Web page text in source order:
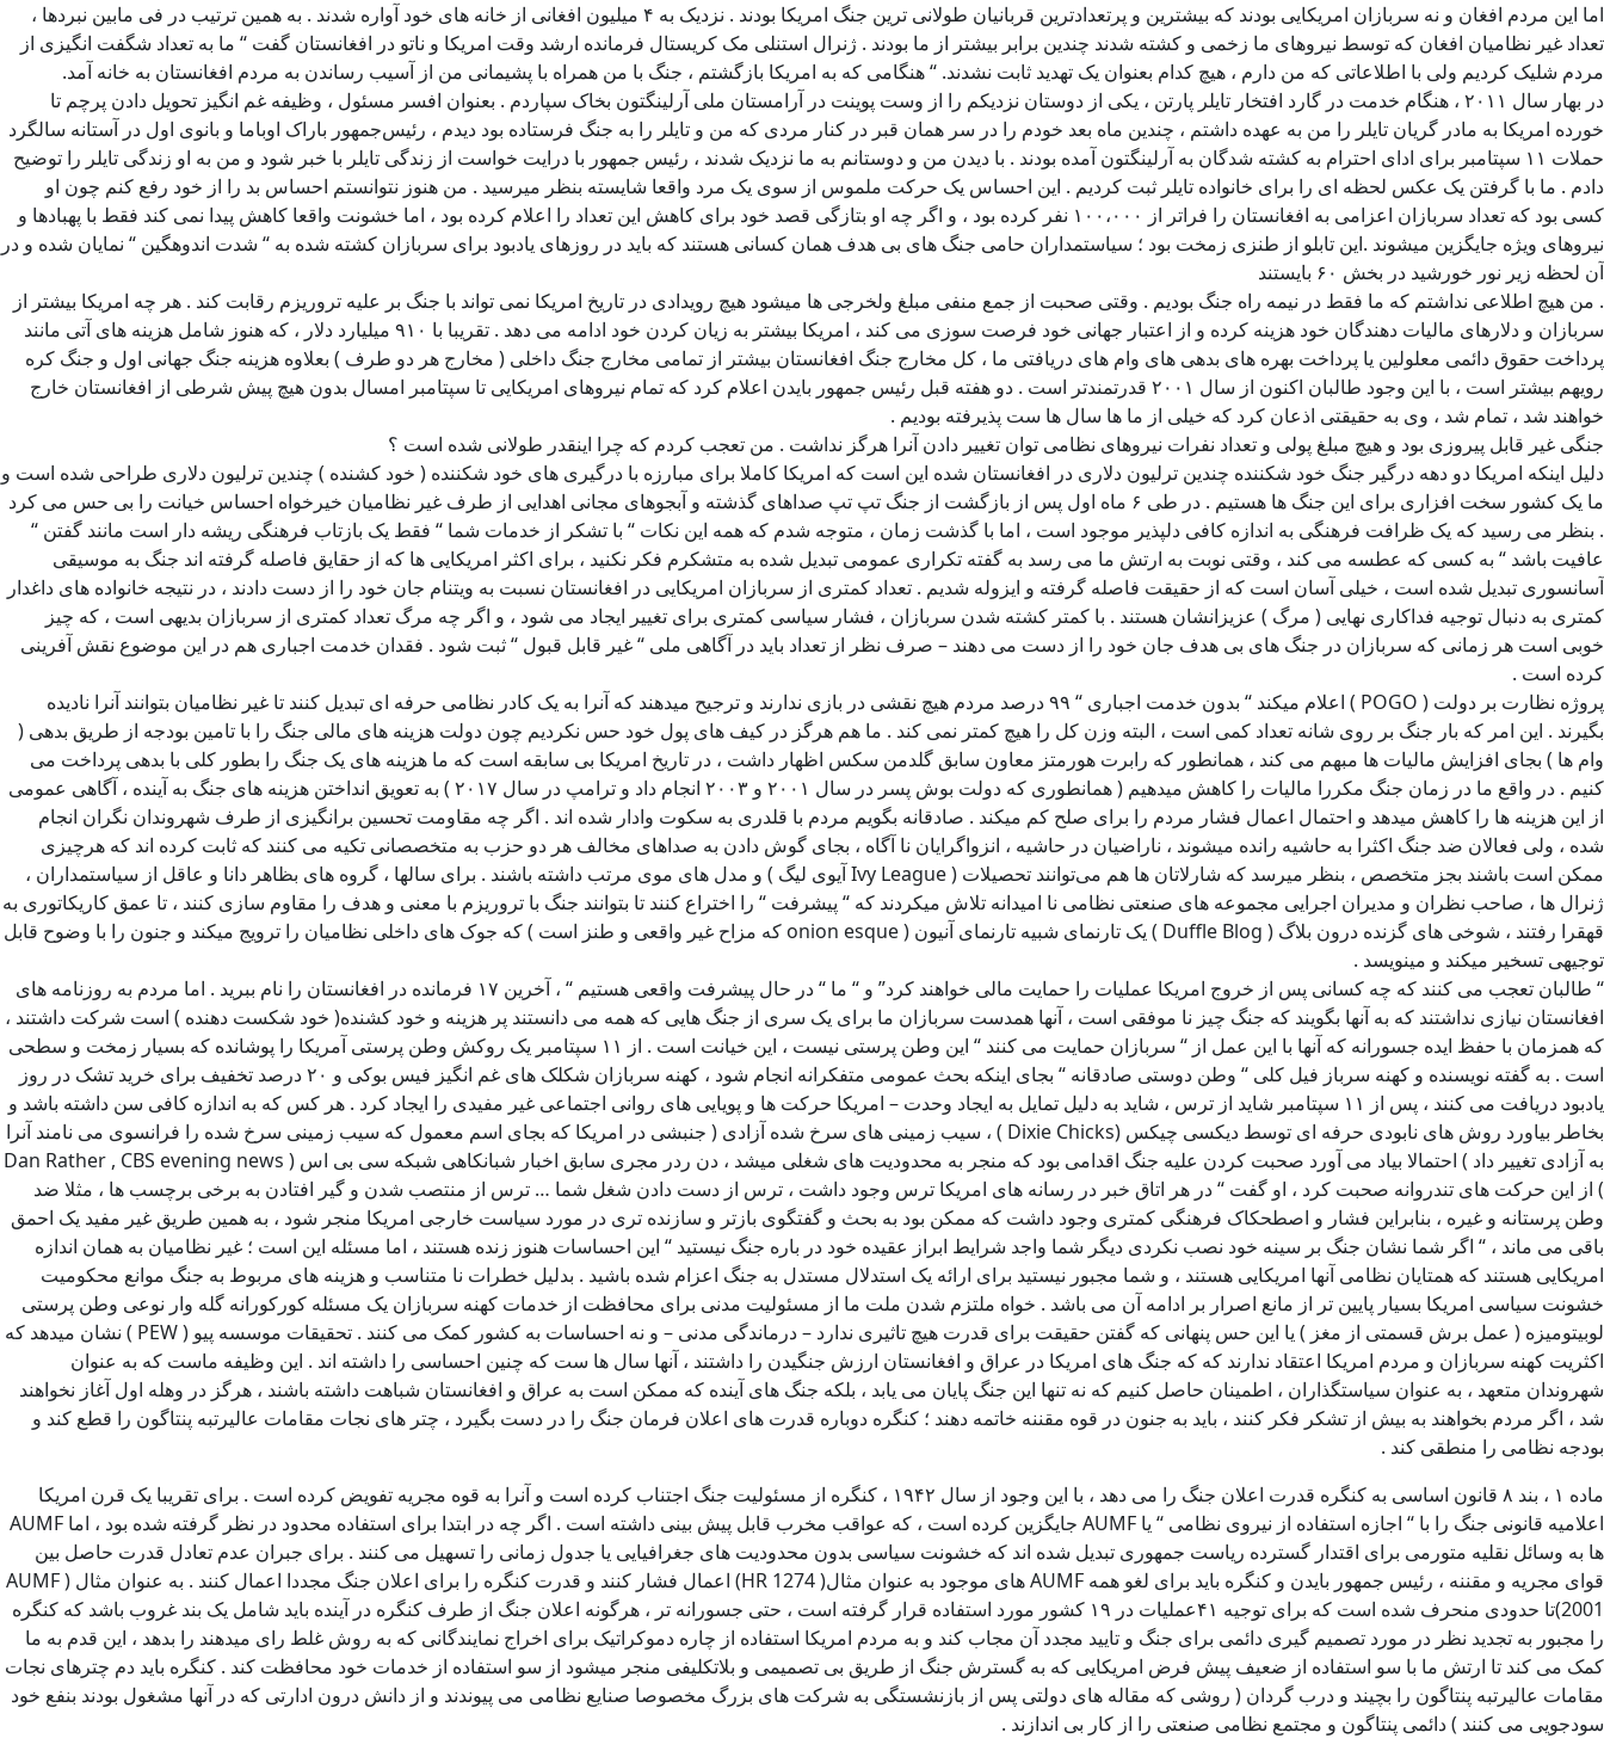
اما این مردم افغان و نه سربازان امریکایی بودند که بیشترین و پرتعدادترین قربانیان طولانی ترین جنگ امریکا بودند . نزدیک به ۴ میلیون افغانی از خانه های خود آواره شدند . به همین ترتیب در فی مابین نبردها ،
تعداد غیر نظامیان افغان که توسط نیروهای ما زخمی و کشته شدند چندین برابر بیشتر از ما بودند . ژنرال استنلی مک کریستال فرمانده ارشد وقت امریکا و ناتو در افغانستان گفت “ ما به تعداد شگفت انگیزی از
مردم شلیک کردیم ولی با اطلاعاتی که من دارم ، هیچ کدام بعنوان یک تهدید ثابت نشدند. “ هنگامی که به امریکا بازگشتم ، جنگ با من همراه با پشیمانی من از آسیب رساندن به مردم افغانستان به خانه آمد.
در بهار سال ۲۰۱۱ ، هنگام خدمت در گارد افتخار تایلر پارتن ، یکی از دوستان نزدیکم را از وست پوینت در آرامستان ملی آرلینگتون بخاک سپاردم . بعنوان افسر مسئول ، وظیفه غم انگیز تحویل دادن پرچم تا
خورده امریکا به مادر گریان تایلر را من به عهده داشتم ، چندین ماه بعد خودم را در سر همان قبر در کنار مردی که من و تایلر را به جنگ فرستاده بود دیدم ، رئیس‌جمهور باراک اوباما و بانوی اول در آستانه سالگرد
حملات ۱۱ سپتامبر برای ادای احترام به کشته شدگان به آرلینگتون آمده بودند . با دیدن من و دوستانم به ما نزدیک شدند ، رئیس جمهور با درایت خواست از زندگی تایلر با خبر شود و من به او زندگی تایلر را توضیح
دادم . ما با گرفتن یک عکس لحظه ای را برای خانواده تایلر ثبت کردیم . این احساس یک حرکت ملموس از سوی یک مرد واقعا شایسته بنظر میرسید . من هنوز نتوانستم احساس بد را از خود رفع کنم چون او
کسی بود که تعداد سربازان اعزامی به افغانستان را فراتر از ۱۰۰،۰۰۰ نفر کرده بود ، و اگر چه او بتازگی قصد خود برای کاهش این تعداد را اعلام کرده بود ، اما خشونت واقعا کاهش پیدا نمی کند فقط با پهبادها و
نیروهای ویژه جایگزین میشوند .این تابلو از طنزی زمخت بود ؛ سیاستمداران حامی جنگ های بی هدف همان کسانی هستند که باید در روزهای یادبود برای سربازان کشته شده به “ شدت اندوهگین “ نمایان شده و در
آن لحظه زیر نور خورشید در بخش ۶۰ بایستند
. من هیچ اطلاعی نداشتم که ما فقط در نیمه راه جنگ بودیم . وقتی صحبت از جمع منفی مبلغ ولخرجی ها میشود هیچ رویدادی در تاریخ امریکا نمی تواند با جنگ بر علیه تروریزم رقابت کند . هر چه امریکا بیشتر از
سربازان و دلارهای مالیات دهندگان خود هزینه کرده و از اعتبار جهانی خود فرصت سوزی می کند ، امریکا بیشتر به زیان کردن خود ادامه می دهد . تقریبا با ۹۱۰ میلیارد دلار ، که هنوز شامل هزینه های آتی مانند
پرداخت حقوق دائمی معلولین یا پرداخت بهره های بدهی های وام های دریافتی ما ، کل مخارج جنگ افغانستان بیشتر از تمامی مخارج جنگ داخلی ( مخارج هر دو طرف ) بعلاوه هزینه جنگ جهانی اول و جنگ کره
رویهم بیشتر است ، با این وجود طالبان اکنون از سال ۲۰۰۱ قدرتمندتر است . دو هفته قبل رئیس جمهور بایدن اعلام کرد که تمام نیروهای امریکایی تا سپتامبر امسال بدون هیچ پیش شرطی از افغانستان خارج
خواهند شد ، تمام شد ، وی به حقیقتی اذعان کرد که خیلی از ما ها سال ها ست پذیرفته بودیم .
جنگی غیر قابل پیروزی بود و هیچ مبلغ پولی و تعداد نفرات نیروهای نظامی توان تغییر دادن آنرا هرگز نداشت . من تعجب کردم که چرا اینقدر طولانی شده است ؟
دلیل اینکه امریکا دو دهه درگیر جنگ خود شکننده چندین ترلیون دلاری در افغانستان شده این است که امریکا کاملا برای مبارزه با درگیری های خود شکننده ( خود کشنده ) چندین ترلیون دلاری طراحی شده است و
ما یک کشور سخت افزاری برای این جنگ ها هستیم . در طی ۶ ماه اول پس از بازگشت از جنگ تپ تپ صداهای گذشته و آبجوهای مجانی اهدایی از طرف غیر نظامیان خیرخواه احساس خیانت را بی حس می کرد
. بنظر می رسید که یک ظرافت فرهنگی به اندازه کافی دلپذیر موجود است ، اما با گذشت زمان ، متوجه شدم که همه این نکات “ با تشکر از خدمات شما “ فقط یک بازتاب فرهنگی ریشه دار است مانند گفتن “
عافیت باشد “ به کسی که عطسه می کند ، وقتی نوبت به ارتش ما می رسد به گفته تکراری عمومی تبدیل شده به متشکرم فکر نکنید ، برای اکثر امریکایی ها که از حقایق فاصله گرفته اند جنگ به موسیقی
آسانسوری تبدیل شده است ، خیلی آسان است که از حقیقت فاصله گرفته و ایزوله شدیم . تعداد کمتری از سربازان امریکایی در افغانستان نسبت به ویتنام جان خود را از دست دادند ، در نتیجه خانواده های داغدار
کمتری به دنبال توجیه فداکاری نهایی ( مرگ ) عزیزانشان هستند . با کمتر کشته شدن سربازان ، فشار سیاسی کمتری برای تغییر ایجاد می شود ، و اگر چه مرگ تعداد کمتری از سربازان بدیهی است ، که چیز
خوبی است هر زمانی که سربازان در جنگ های بی هدف جان خود را از دست می دهند – صرف نظر از تعداد باید در آگاهی ملی “ غیر قابل قبول “ ثبت شود . فقدان خدمت اجباری هم در این موضوع نقش آفرینی
کرده است .
پروژه نظارت بر دولت ( POGO ) اعلام میکند “ بدون خدمت اجباری “ ۹۹ درصد مردم هیچ نقشی در بازی ندارند و ترجیح میدهند که آنرا به یک کادر نظامی حرفه ای تبدیل کنند تا غیر نظامیان بتوانند آنرا نادیده
بگیرند . این امر که بار جنگ بر روی شانه تعداد کمی است ، البته وزن کل را هیچ کمتر نمی کند . ما هم هرگز در کیف های پول خود حس نکردیم چون دولت هزینه های مالی جنگ را با تامین بودجه از طریق بدهی (
وام ها ) بجای افزایش مالیات ها مبهم می کند ، همانطور که رابرت هورمتز معاون سابق گلدمن سکس اظهار داشت ، در تاریخ امریکا بی سابقه است که ما هزینه های یک جنگ را بطور کلی با بدهی پرداخت می
کنیم . در واقع ما در زمان جنگ مکررا مالیات را کاهش میدهیم ( همانطوری که دولت بوش پسر در سال ۲۰۰۱ و ۲۰۰۳ انجام داد و ترامپ در سال ۲۰۱۷ ) به تعویق انداختن هزینه های جنگ به آینده ، آگاهی عمومی
از این هزینه ها را کاهش میدهد و احتمال اعمال فشار مردم را برای صلح کم میکند . صادقانه بگویم مردم با قلدری به سکوت وادار شده اند . اگر چه مقاومت تحسین برانگیزی از طرف شهروندان نگران انجام
شده ، ولی فعالان ضد جنگ اکثرا به حاشیه رانده میشوند ، ناراضیان در حاشیه ، انزواگرایان نا آگاه ، بجای گوش دادن به صداهای مخالف هر دو حزب به متخصصانی تکیه می کنند که ثابت کرده اند که هرچیزی
ممکن است باشند بجز متخصص ، بنظر میرسد که شارلاتان ها هم می‌توانند تحصیلات ( Ivy League آیوی لیگ ) و مدل های موی مرتب داشته باشند . برای سالها ، گروه های بظاهر دانا و عاقل از سیاستمداران ،
ژنرال ها ، صاحب نظران و مدیران اجرایی مجموعه های صنعتی نظامی نا امیدانه تلاش میکردند که “ پیشرفت “ را اختراع کنند تا بتوانند جنگ با تروریزم با معنی و هدف را مقاوم سازی کنند ، تا عمق کاریکاتوری به
قهقرا رفتند ، شوخی های گزنده درون بلاگ ( Duffle Blog ) یک تارنمای شبیه تارنمای آنیون ( onion esque که مزاح غیر واقعی و طنز است ) که جوک های داخلی نظامیان را ترویج میکند و جنون را با وضوح قابل
توجیهی تسخیر میکند و مینویسد .
“ طالبان تعجب می کنند که چه کسانی پس از خروج امریکا عملیات را حمایت مالی خواهند کرد” و “ ما “ در حال پیشرفت واقعی هستیم “ ، آخرین ۱۷ فرمانده در افغانستان را نام ببرید . اما مردم به روزنامه های
افغانستان نیازی نداشتند که به آنها بگویند که جنگ چیز نا موفقی است ، آنها همدست سربازان ما برای یک سری از جنگ هایی که همه می دانستند پر هزینه و خود کشنده( خود شکست دهنده ) است شرکت داشتند ،
که همزمان با حفظ ایده جسورانه که آنها با این عمل از “ سربازان حمایت می کنند “ این وطن پرستی نیست ، این خیانت است . از ۱۱ سپتامبر یک روکش وطن پرستی آمریکا را پوشانده که بسیار زمخت و سطحی
است . به گفته نویسنده و کهنه سرباز فیل کلی “ وطن دوستی صادقانه “ بجای اینکه بحث عمومی متفکرانه انجام شود ، کهنه سربازان شکلک های غم انگیز فیس بوکی و ۲۰ درصد تخفیف برای خرید تشک در روز
یادبود دریافت می کنند ، پس از ۱۱ سپتامبر شاید از ترس ، شاید به دلیل تمایل به ایجاد وحدت – امریکا حرکت ها و پویایی های روانی اجتماعی غیر مفیدی را ایجاد کرد . هر کس که به اندازه کافی سن داشته باشد و
بخاطر بیاورد روش های نابودی حرفه ای توسط دیکسی چیکس (Dixie Chicks ) ، سیب زمینی های سرخ شده آزادی ( جنبشی در امریکا که بجای اسم معمول که سیب زمینی سرخ شده را فرانسوی می نامند آنرا
به آزادی تغییر داد ) احتمالا بیاد می آورد صحبت کردن علیه جنگ اقدامی بود که منجر به محدودیت های شغلی میشد ، دن ردر مجری سابق اخبار شبانکاهی شبکه سی بی اس ( Dan Rather , CBS evening news
) از این حرکت های تندروانه صحبت کرد ، او گفت “ در هر اتاق خبر در رسانه های امریکا ترس وجود داشت ، ترس از دست دادن شغل شما … ترس از منتصب شدن و گیر افتادن به برخی برچسب ها ، مثلا ضد
وطن پرستانه و غیره ، بنابراین فشار و اصطحکاک فرهنگی کمتری وجود داشت که ممکن بود به بحث و گفتگوی بازتر و سازنده تری در مورد سیاست خارجی امریکا منجر شود ، به همین طریق غیر مفید یک احمق
باقی می ماند ، “ اگر شما نشان جنگ بر سینه خود نصب نکردی دیگر شما واجد شرایط ابراز عقیده خود در باره جنگ نیستید “ این احساسات هنوز زنده هستند ، اما مسئله این است ؛ غیر نظامیان به همان اندازه
امریکایی هستند که همتایان نظامی آنها امریکایی هستند ، و شما مجبور نیستید برای ارائه یک استدلال مستدل به جنگ اعزام شده باشید . بدلیل خطرات نا متناسب و هزینه های مربوط به جنگ موانع محکومیت
خشونت سیاسی امریکا بسیار پایین تر از مانع اصرار بر ادامه آن می باشد . خواه ملتزم شدن ملت ما از مسئولیت مدنی برای محافظت از خدمات کهنه سربازان یک مسئله کورکورانه گله وار نوعی وطن پرستی
لوبیتومیزه ( عمل برش قسمتی از مغز ) یا این حس پنهانی که گفتن حقیقت برای قدرت هیچ تاثیری ندارد – درماندگی مدنی – و نه احساسات به کشور کمک می کنند . تحقیقات موسسه پیو ( PEW ) نشان میدهد که
اکثریت کهنه سربازان و مردم امریکا اعتقاد ندارند که که جنگ های امریکا در عراق و افغانستان ارزش جنگیدن را داشتند ، آنها سال ها ست که چنین احساسی را داشته اند . این وظیفه ماست که به عنوان
شهروندان متعهد ، به عنوان سیاستگذاران ، اطمینان حاصل کنیم که نه تنها این جنگ پایان می یابد ، بلکه جنگ های آینده که ممکن است به عراق و افغانستان شباهت داشته باشند ، هرگز در وهله اول آغاز نخواهند
شد ، اگر مردم بخواهند به بیش از تشکر فکر کنند ، باید به جنون در قوه مقننه خاتمه دهند ؛ کنگره دوباره قدرت های اعلان فرمان جنگ را در دست بگیرد ، چتر های نجات مقامات عالیرتبه پنتاگون را قطع کند و
بودجه نظامی را منطقی کند .
ماده ۱ ، بند ۸ قانون اساسی به کنگره قدرت اعلان جنگ را می دهد ، با این وجود از سال ۱۹۴۲ ، کنگره از مسئولیت جنگ اجتناب کرده است و آنرا به قوه مجریه تفویض کرده است . برای تقریبا یک قرن امریکا
اعلامیه قانونی جنگ را با “ اجازه استفاده از نیروی نظامی “ یا AUMF جایگزین کرده است ، که عواقب مخرب قابل پیش بینی داشته است . اگر چه در ابتدا برای استفاده محدود در نظر گرفته شده بود ، اما AUMF
ها به وسائل نقلیه متورمی برای اقتدار گسترده ریاست جمهوری تبدیل شده اند که خشونت سیاسی بدون محدودیت های جغرافیایی یا جدول زمانی را تسهیل می کنند . برای جبران عدم تعادل قدرت حاصل بین
قوای مجریه و مقننه ، رئیس جمهور بایدن و کنگره باید برای لغو همه AUMF های موجود به عنوان مثال( HR 1274) اعمال فشار کنند و قدرت کنگره را برای اعلان جنگ مجددا اعمال کنند . به عنوان مثال ( AUMF
2001)تا حدودی منحرف شده است که برای توجیه ۴۱عملیات در ۱۹ کشور مورد استفاده قرار گرفته است ، حتی جسورانه تر ، هرگونه اعلان جنگ از طرف کنگره در آینده باید شامل یک بند غروب باشد که کنگره
را مجبور به تجدید نظر در مورد تصمیم گیری دائمی برای جنگ و تایید مجدد آن مجاب کند و به مردم امریکا استفاده از چاره دموکراتیک برای اخراج نمایندگانی که به روش غلط رای میدهند را بدهد ، این قدم به ما
کمک می کند تا ارتش ما با سو استفاده از ‌ضعیف پیش فرض امریکایی که به گسترش جنگ از طریق بی تصمیمی و بلاتکلیفی منجر میشود از سو استفاده از خدمات خود محافظت کند . کنگره باید دم چترهای نجات
مقامات عالیرتبه پنتاگون را بچیند و درب گردان ( روشی که مقاله های دولتی پس از بازنشستگی به شرکت های بزرگ مخصوصا صنایع نظامی می پیوندند و از دانش درون ادارتی که در آنها مشغول بودند بنفع خود
سودجویی می کنند ) دائمی پنتاگون و مجتمع نظامی صنعتی را از کار بی اندازند .